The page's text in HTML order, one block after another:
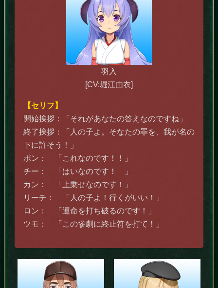
羽入
[CV:堀江由衣]
【セリフ】
開始挨拶：「それがあなたの答えなのですね」
終了挨拶：「人の子よ。そなたの罪を、我が名の
下に許そう！」
ポン： 「これなのです！！」
チー： 「はいなのです！ 」
カン： 「上乗せなのです！」
リーチ： 「人の子よ！行くがいい！」
ロン： 「運命を打ち破るのです！」
ツモ： 「この惨劇に終止符を打て！」